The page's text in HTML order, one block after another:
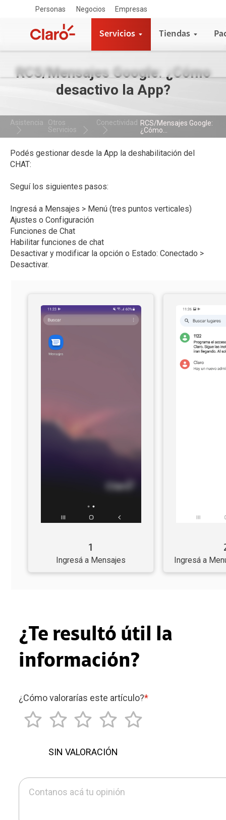
Personas Negocios Empresas
Servicios Tiendas
RCS/Mensajes Google: ¿Cómo
desactivo la App?
Asistencia
Otros
Servicios
Conectividad
RCS/Mensajes Google:
¿Cómo...
Podés gestionar desde la App la deshabilitación del
CHAT:
Seguí los siguientes pasos:
Ingresá a Mensajes > Menú (tres puntos verticales)
Ajustes o Configuración
Funciones de Chat
Habilitar funciones de chat
Desactivar y modificar la opción o Estado: Conectado >
Desactivar.
1
Ingresá a Mensajes Ingresá a
¿Te resultó útil la
información?
¿Cómo valorarías este artículo?*
SIN VALORACIÓN
Contanos acá tu opinión